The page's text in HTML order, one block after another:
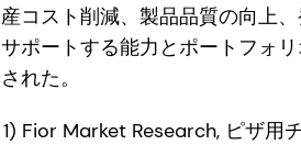
産コスト削減、製品品質の向上
サポートする能力とポートフォ
された。
1) Fior Market Research, ピザ用